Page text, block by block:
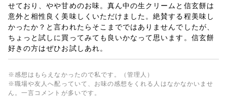
せており、やや甘めのお味。真ん中の生クリームと信玄餅は
意外と相性良く美味しくいただけました。絶賛する程美味し
かったか？と言われたらそこまでではありませんでしたが、
ちょっと試しに買ってみても良いかなって思います。信玄餅
好きの方はぜひお試しあれ。
※感想はもらえなかったので私です。（管理人）
※職場や友人へ配っていて、お味の感想をくれる人はなかなかいませ
ん。一言コメントが多いです。